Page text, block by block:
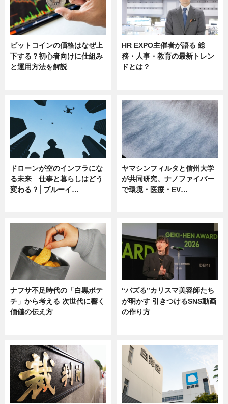
ビットコインの価格はなぜ上
下する？初心者向けに仕組み
と運用方法を解説
HR EXPO主催者が語る 総
務・人事・教育の最新トレン
ドとは？
ドローンが空のインフラにな
る未来 仕事と暮らしはどう
変わる？│ブルーイ…
ヤマシンフィルタと信州大学
が共同研究、ナノファイバー
で環境・医療・EV…
ナフサ不足時代の「白黒ポテ
チ」から考える 次世代に響く
価値の伝え方
“バズる”カリスマ美容師たち
が明かす 引きつけるSNS動画
の作り方